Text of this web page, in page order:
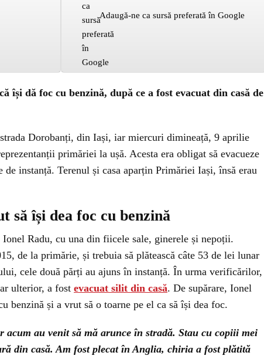
Adaugă-ne ca sursă preferată în Google
își dă foc cu benzină, după ce a fost evacuat din casă de
Dorobanți, din Iași, iar miercuri dimineață, 9 aprilie
primăriei la ușă. Acesta era obligat să evacueze
instanță. Terenul și casa aparțin Primăriei Iași, însă erau
să își dea foc cu benzină
Radu, cu una din fiicele sale, ginerele și nepoții.
de la primărie, și trebuia să plătească câte 53 de lei lunar
cele două părți au ajuns în instanță. În urma verificărilor,
ulterior, a fost evacuat silit din casă. De supărare, Ionel
benzină și a vrut să o toarne pe el ca să își dea foc.
acum au venit să mă arunce în stradă. Stau cu copiii mei
din casă. Am fost plecat în Anglia, chiria a fost plătită